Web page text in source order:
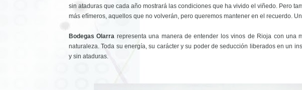
sin ataduras que cada año mostrará las condiciones que ha vivido el viñedo. Pero
más efímeros, aquellos que no volverán, pero queremos mantener en el recuerdo.
Bodegas Olarra representa una manera de entender los vinos de Rioja con una
naturaleza. Toda su energía, su carácter y su poder de seducción liberados en un
y sin ataduras.